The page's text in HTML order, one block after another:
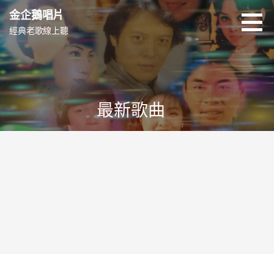
跳
至
主
要
內
容
金企鵝唱片
經典老歌線上聽
最新歌曲